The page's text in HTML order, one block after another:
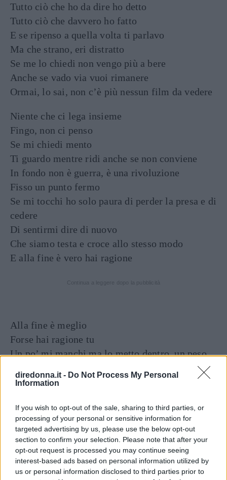
diredonna.it - Do Not Process My Personal
Information
If you wish to opt-out of the sale, sharing to third parties, or
processing of your personal or sensitive information for
targeted advertising by us, please use the below opt-out
section to confirm your selection. Please note that after your
opt-out request is processed you may continue seeing
interest-based ads based on personal information utilized by
us or personal information disclosed to third parties prior to
Tutto ciò che ho da dire ho detto
Tutto ciò che davvero ho fatto
E se ripenso a quella volta ti parlavo
Ma che strano, eri distratto
Se me lo chiedi non vengo più a bere
Anche se vado via vuoi rimanere
Ormai, lo sai, non c’è più nessun film da vedere
Niente che ci lega insieme
Fingo, non ci penso
Se mi chiedi mento
Ti guardo mentre ridi anche se non conviene
In fondo non è guerra, è una rivoluzione
Fisso un punto fermo
Se mi tocchi ho solo paura di perder la presa e di
cedere
Di sentirmi dire di nuovo
Che siamo testa e croce allo stesso modo
E alla fine è vero hai ragione
Alla fine è meglio
Forse hai ragione tu
Un po’ mi manchi ma lo metto dentro, un peso
Abbiamo dato il meglio
Stanotte dormirò lo stesso anche se hai ragione
tu
Seguici anche su Google News!